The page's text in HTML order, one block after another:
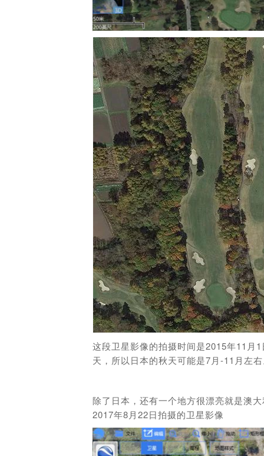
这段卫星影像的拍摄时间是2015年11月
天，所以日本的秋天可能是7月-11月左
除了日本，还有一个地方很漂亮就是澳
2017年8月22日拍摄的卫星影像